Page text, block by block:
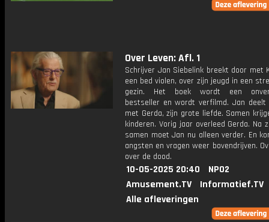
Over Leven: Afl. 1
Schrijver Jan Siebelink breekt door met
een bed violen, over zijn jeugd in een
gezin. Het boek wordt een
bestseller en wordt verfilmd. Jan deelt
met Gerda, zijn grote liefde. Samen
kinderen. Vorig jaar overleed Gerda. Na
samen moet Jan nu alleen verder. En
angsten en vragen weer bovendrijven.
over de dood.
10-05-2025 20:40
NPO2
Amusement.TV
Informatief.TV
Alle afleveringen